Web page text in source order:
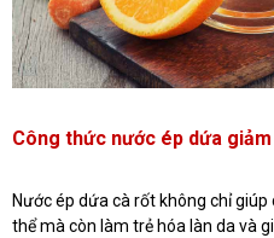
Công thức nước ép dứa
Nước ép dứa cà rốt không chỉ
thể mà còn làm trẻ hóa làn da và